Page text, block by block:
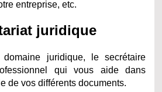
entreprise, etc.
juridique
domaine juridique, le secrétaire
qui vous aide dans
de vos différents documents.